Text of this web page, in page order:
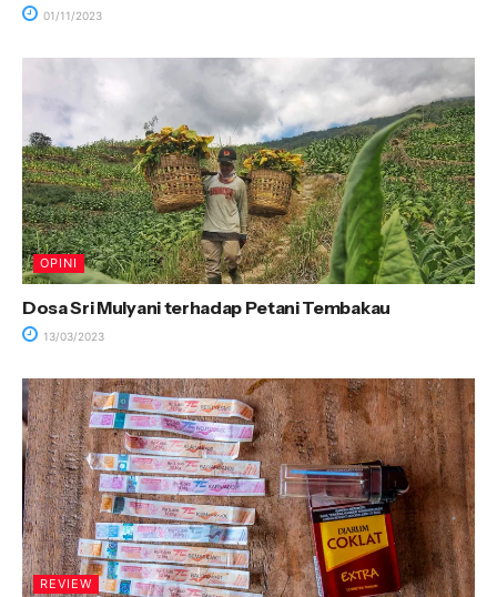
01/11/2023
OPINI
Dosa Sri Mulyani terhadap Petani Tembakau
13/03/2023
REVIEW